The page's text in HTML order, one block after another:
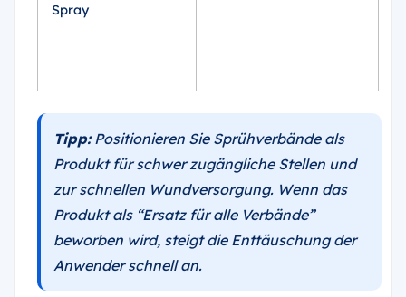
Spray
Tipp:Positionieren Sie Sprühverbände als
Produkt für schwer zugängliche Stellen und
zur schnellen Wundversorgung. Wenn das
Produkt als “Ersatz für alle Verbände”
beworben wird, steigt die Enttäuschung der
Anwender schnell an.